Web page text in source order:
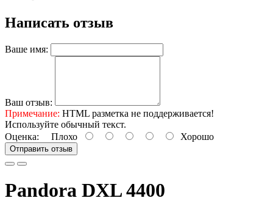
Написать отзыв
Ваше имя:
Ваш отзыв:
Примечание: HTML разметка не поддерживается!
Используйте обычный текст.
Оценка: Плохо Хорошо
Отправить отзыв
Pandora DXL 4400